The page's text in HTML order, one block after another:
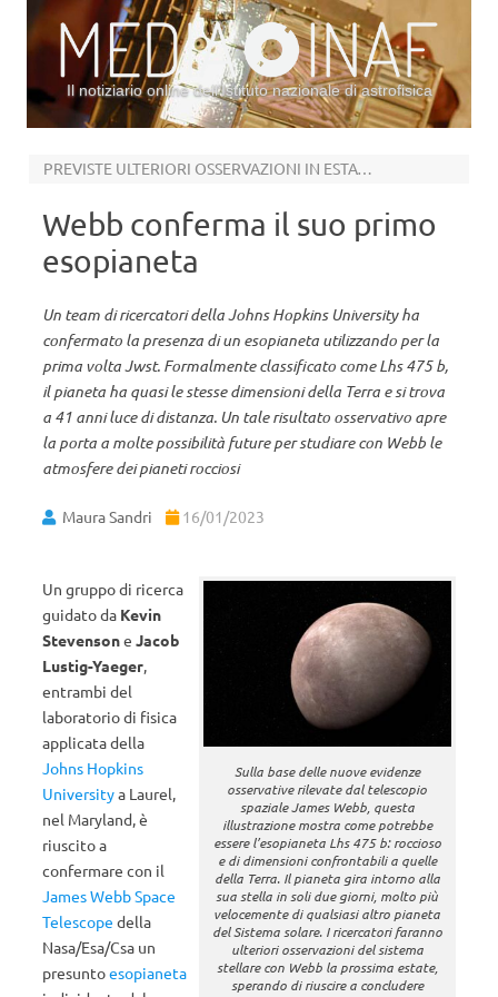
Il notiziario online dell’Istituto nazionale di astrofisica
PREVISTE ULTERIORI OSSERVAZIONI IN ESTATE PER CAPIRE SE HA UN’ATMOSFERA
Webb conferma il suo primo
esopianeta
Un team di ricercatori della Johns Hopkins University ha
confermato la presenza di un esopianeta utilizzando per la
prima volta Jwst. Formalmente classificato come Lhs 475 b,
il pianeta ha quasi le stesse dimensioni della Terra e si trova
a 41 anni luce di distanza. Un tale risultato osservativo apre
la porta a molte possibilità future per studiare con Webb le
atmosfere dei pianeti rocciosi
Maura Sandri 16/01/2023
Sulla base delle nuove evidenze
osservative rilevate dal telescopio
spaziale James Webb, questa
illustrazione mostra come potrebbe
essere l’esopianeta Lhs 475 b: roccioso
e di dimensioni confrontabili a quelle
della Terra. Il pianeta gira intorno alla
sua stella in soli due giorni, molto più
velocemente di qualsiasi altro pianeta
del Sistema solare. I ricercatori faranno
ulteriori osservazioni del sistema
stellare con Webb la prossima estate,
sperando di riuscire a concludere
Un gruppo di ricerca
guidato da Kevin
Stevensone Jacob
Lustig-Yaeger,
entrambi del
laboratorio di fisica
applicata della
Johns Hopkins
Universitya Laurel,
nel Maryland, è
riuscito a
confermare con il
James Webb Space
Telescope della
Nasa/Esa/Csa un
presuntoesopianeta